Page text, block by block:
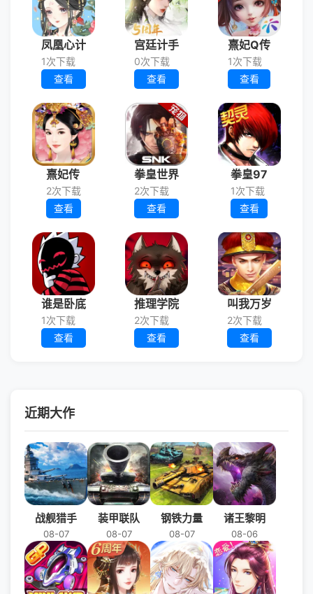
凤凰心计
1次下载
查看
宫廷计手
0次下载
查看
熹妃Q传
1次下载
查看
熹妃传
2次下载
查看
拳皇世界
2次下载
查看
拳皇97
1次下载
查看
谁是卧底
1次下载
查看
推理学院
2次下载
查看
叫我万岁
2次下载
查看
近期大作
战舰猎手
08-07
装甲联队
08-07
钢铁力量
08-07
诸王黎明
08-06